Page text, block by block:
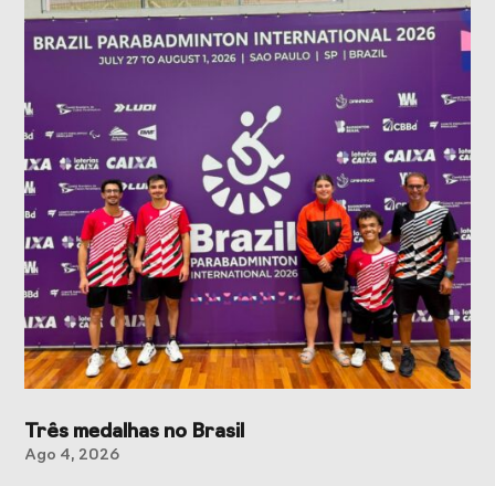
Três medalhas no Brasil
Ago 4, 2026